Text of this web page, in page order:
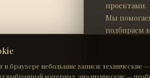
проектами.
Мы
подбираем
Для
в браузере небольшие записи: технические
выбранный материал, аналитические —